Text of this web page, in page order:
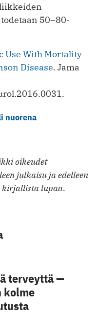
50–80-
Use With Mortality
Disease. Jama
nuorena
oikeudet
julkaisu ja edelleen
kirjallista lupaa.
terveyttä —
kolme